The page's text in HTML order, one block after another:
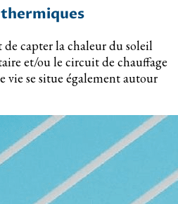
thermiques
capter la chaleur du soleil
et/ou le circuit de chauffage
vie se situe également autour